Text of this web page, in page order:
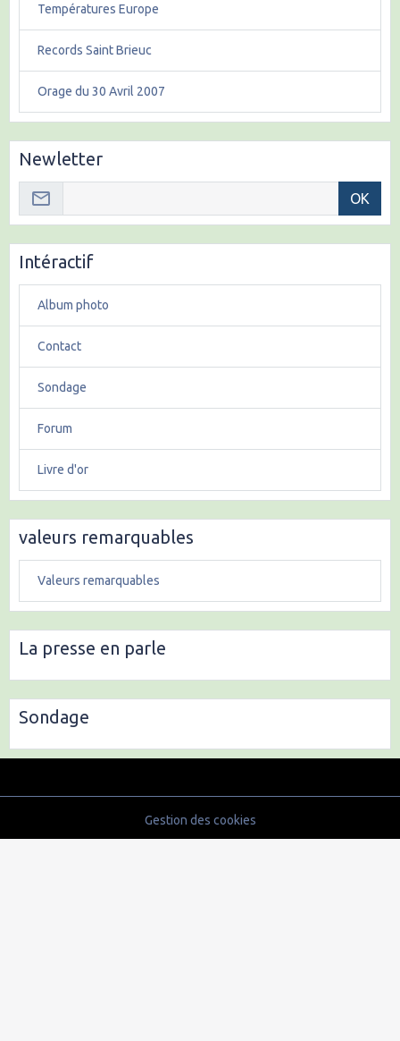
Températures Europe
Records Saint Brieuc
Orage du 30 Avril 2007
Newletter
OK
Intéractif
Album photo
Contact
Sondage
Forum
Livre d'or
valeurs remarquables
Valeurs remarquables
La presse en parle
Sondage
Gestion des cookies